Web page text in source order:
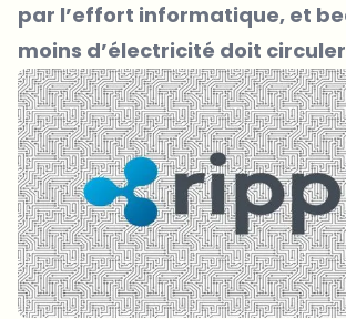
par l’effort informatique, et
moins d’électricité doit